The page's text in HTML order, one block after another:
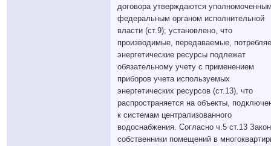
договора утверждаются
федеральным органом исполнительной
власти (ст.9); установлено, что
производимые, передаваемые,
энергетические ресурсы подлежат
обязательному учету с применением
приборов учета используемых
энергетических ресурсов (ст.13), что
распространяется на объекты,
к системам централизованного
водоснабжения. Согласно ч.5 ст.13
собственники помещений в